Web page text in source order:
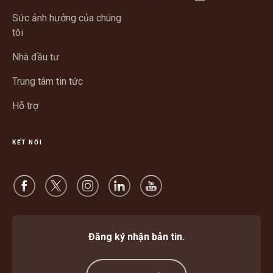
Sức ảnh hưởng của chúng
tôi
Nhà đầu tư
Trung tâm tin tức
Hỗ trợ
KẾT NỐI
Đăng ký nhận bản tin.